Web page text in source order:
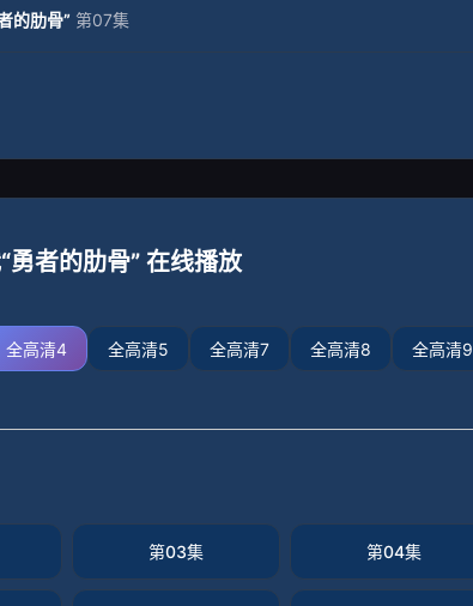
的肋骨” 第07集
勇者的肋骨” 在线播放
全高清4 全高清5 全高清7 全高清8 全高清9
第03集 第04集